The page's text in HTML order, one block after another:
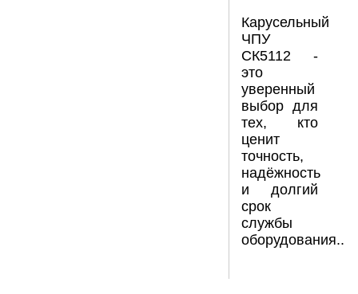
Карусельный
ЧПУ
СК5112 -
это
уверенный
выбор для
тех, кто
ценит
точность,
надёжность
и долгий
срок
службы
оборудования..